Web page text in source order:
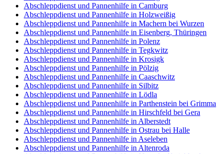
Abschleppdienst und Pannenhilfe in Camburg
Abschleppdienst und Pannenhilfe in Holzweißig
Abschleppdienst und Pannenhilfe in Machern bei Wurzen
Abschleppdienst und Pannenhilfe in Eisenberg, Thüringen
Abschleppdienst und Pannenhilfe in Polenz
Abschleppdienst und Pannenhilfe in Tegkwitz
Abschleppdienst und Pannenhilfe in Krosigk
Abschleppdienst und Pannenhilfe in Pölzig
Abschleppdienst und Pannenhilfe in Caaschwitz
Abschleppdienst und Pannenhilfe in Silbitz
Abschleppdienst und Pannenhilfe in Lödla
Abschleppdienst und Pannenhilfe in Parthenstein bei Grimma
Abschleppdienst und Pannenhilfe in Hirschfeld bei Gera
Abschleppdienst und Pannenhilfe in Alberstedt
Abschleppdienst und Pannenhilfe in Ostrau bei Halle
Abschleppdienst und Pannenhilfe in Aseleben
Abschleppdienst und Pannenhilfe in Altenroda